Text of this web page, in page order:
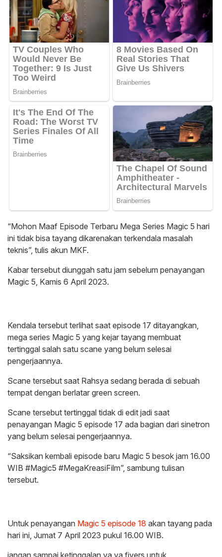
“Mohon Maaf Episode Terbaru Mega Series Magic 5 hari
ini tidak bisa tayang dikarenakan terkendala masalah
teknis”, tulis akun MKF.
Kabar tersebut diunggah satu jam sebelum penayangan
Magic 5, Kamis 6 April 2023.
Kendala tersebut terlihat saat episode 17 ditayangkan,
mega series Magic 5 yang kejar tayang membuat
tertinggal salah satu scane yang belum selesai
pengerjaannya.
Scane tersebut saat Rahsya sedang berada di sebuah
tempat dengan berlatar green screen.
Scane tersebut tertinggal tidak di edit jadi saat
penayangan Magic 5 episode 17 ada bagian dari sinetron
yang belum selesai pengerjaannya.
“Saksikan kembali episode baru Magic 5 besok jam 16.00
WIB #Magic5 #MegaKreasiFilm”, sambung tulisan
tersebut.
Untuk penayangan Magic 5 episode 18 akan tayang pada
hari ini, Jumat 7 April 2023 pukul 16.00 WIB.
jangan sampai ketinggalan ya ya fivers untuk